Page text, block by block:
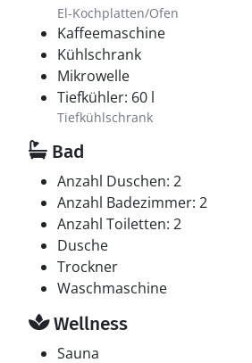
El-Kochplatten/Ofen
Kaffeemaschine
Kühlschrank
Mikrowelle
Tiefkühler: 60 l
Tiefkühlschrank
Bad
Anzahl Duschen: 2
Anzahl Badezimmer: 2
Anzahl Toiletten: 2
Dusche
Trockner
Waschmaschine
Wellness
Sauna